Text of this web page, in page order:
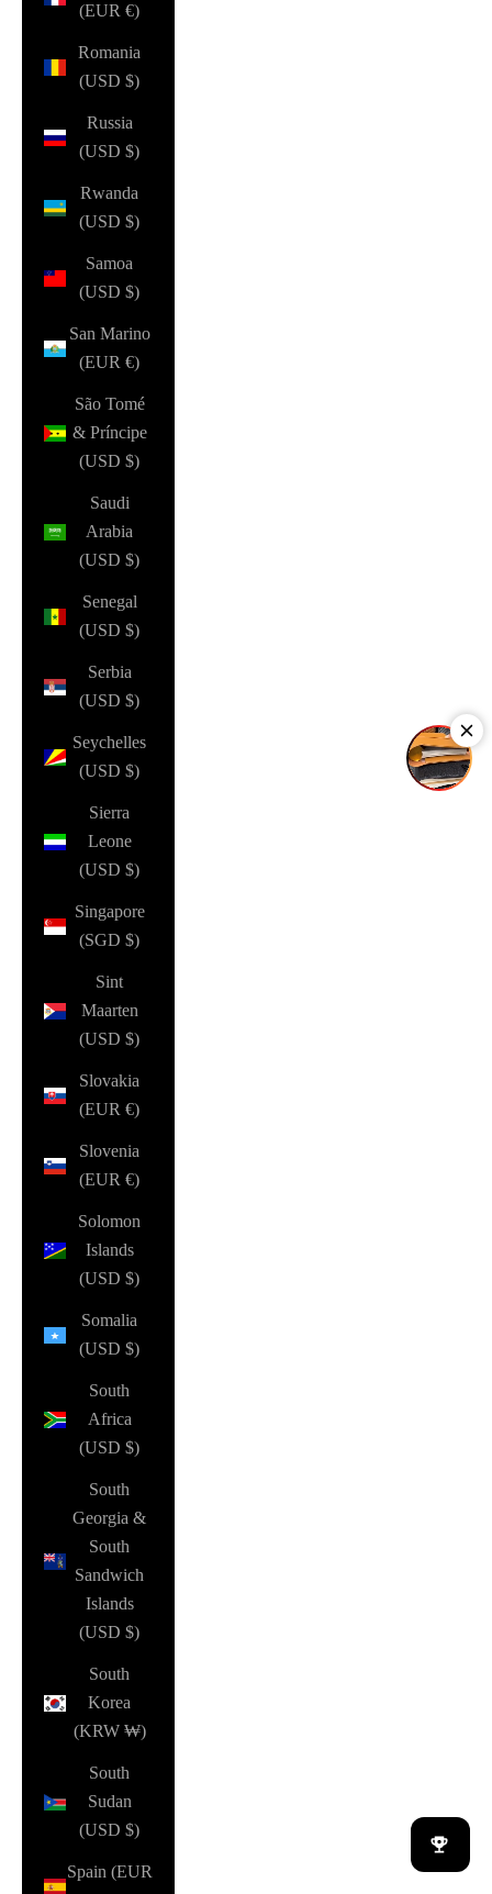
(EUR €)
Romania
(USD $)
Russia
(USD $)
Rwanda
(USD $)
Samoa
(USD $)
San Marino
(EUR €)
São Tomé
& Príncipe
(USD $)
Saudi
Arabia
(USD $)
Senegal
(USD $)
Serbia
(USD $)
Seychelles
(USD $)
Sierra
Leone
(USD $)
Singapore
(SGD $)
Sint
Maarten
(USD $)
Slovakia
(EUR €)
Slovenia
(EUR €)
Solomon
Islands
(USD $)
Somalia
(USD $)
South
Africa
(USD $)
South
Georgia &
South
Sandwich
Islands
(USD $)
South
Korea
(KRW ₩)
South
Sudan
(USD $)
Spain (EUR